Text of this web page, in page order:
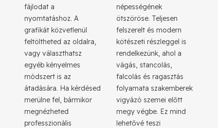
fájlodat a
nyomtatáshoz. A
grafikát közvetlenül
feltöltheted az oldalra,
vagy választhatsz
egyéb kényelmes
módszert is az
átadására. Ha kérdésed
merülne fel, bármikor
megnézheted
professzionális
népességének
ötszöröse. Teljesen
felszerelt és modern
kötészeti részleggel is
rendelkezünk, ahol a
vágás, stancolás,
falcolás és ragasztás
folyamata szakemberek
vigyázó szemei előtt
megy végbe. Ez mind
lehetővé teszi